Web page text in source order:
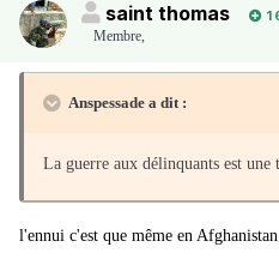
saint thomas
1
Membre,
Anspessade a dit :
La guerre aux délinquants est une
l'ennui c'est que même en